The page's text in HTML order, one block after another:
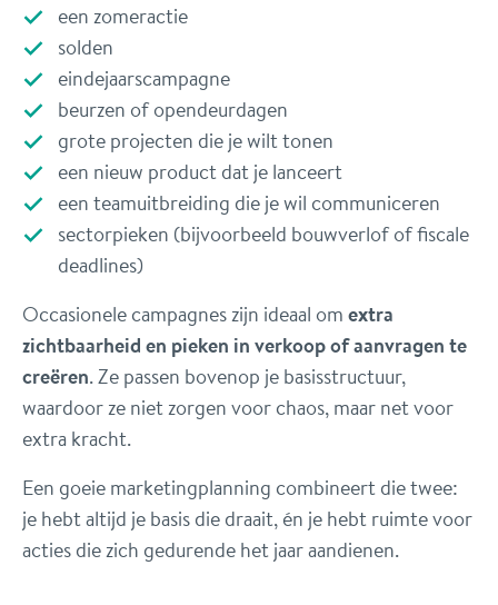
een zomeractie
solden
eindejaarscampagne
beurzen of opendeurdagen
grote projecten die je wilt tonen
een nieuw product dat je lanceert
een teamuitbreiding die je wil communiceren
sectorpieken (bijvoorbeeld bouwverlof of fiscale
deadlines)
Occasionele campagnes zijn ideaal omextra
zichtbaarheid en pieken in verkoop of aanvragen te
creëren. Ze passen bovenop je basisstructuur,
waardoor ze niet zorgen voor chaos, maar net voor
extra kracht.
Een goeie marketingplanning combineert die twee:
je hebt altijd je basis die draait, én je hebt ruimte voor
acties die zich gedurende het jaar aandienen.